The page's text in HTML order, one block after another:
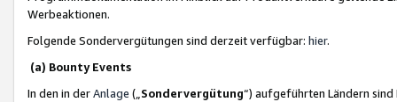
Werbeaktionen.
Folgende Sondervergütungen sind derzeit verfügbar: hier.
(a) Bounty Events
In den in derAnlage („ Sondervergütung“) aufgeführten Ländern